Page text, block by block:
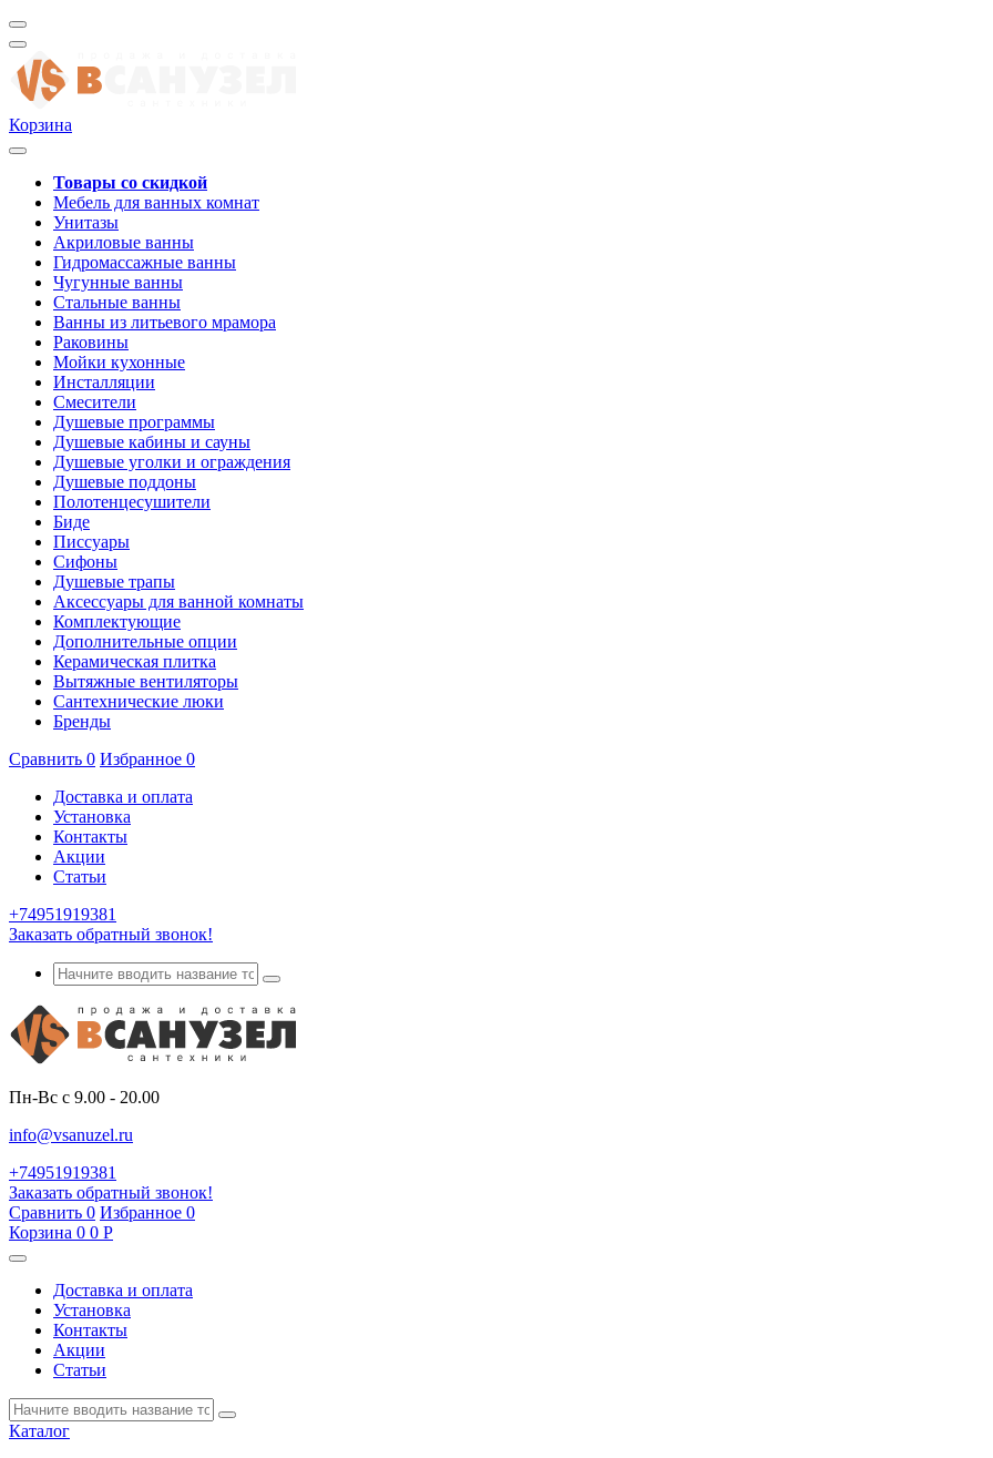
Корзина
Товары со скидкой
Мебель для ванных комнат
Унитазы
Акриловые ванны
Гидромассажные ванны
Чугунные ванны
Стальные ванны
Ванны из литьевого мрамора
Раковины
Мойки кухонные
Инсталляции
Смесители
Душевые программы
Душевые кабины и сауны
Душевые уголки и ограждения
Душевые поддоны
Полотенцесушители
Биде
Писсуары
Сифоны
Душевые трапы
Аксессуары для ванной комнаты
Комплектующие
Дополнительные опции
Керамическая плитка
Вытяжные вентиляторы
Сантехнические люки
Бренды
Сравнить 0 Избранное 0
Доставка и оплата
Установка
Контакты
Акции
Статьи
+74951919381
Заказать обратный звонок!
Пн-Вс с 9.00 - 20.00
info@vsanuzel.ru
+74951919381
Заказать обратный звонок!
Сравнить 0 Избранное 0
Корзина 0 0 Р
Доставка и оплата
Установка
Контакты
Акции
Статьи
Каталог